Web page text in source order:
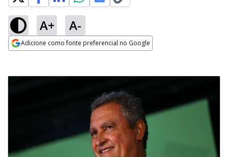
A+ A-
Adicione como fonte preferencial no Google